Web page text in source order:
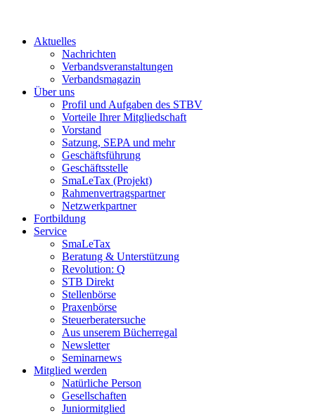
Aktuelles
Nachrichten
Verbandsveranstaltungen
Verbandsmagazin
Über uns
Profil und Aufgaben des STBV
Vorteile Ihrer Mitgliedschaft
Vorstand
Satzung, SEPA und mehr
Geschäftsführung
Geschäftsstelle
SmaLeTax (Projekt)
Rahmenvertragspartner
Netzwerkpartner
Fortbildung
Service
SmaLeTax
Beratung & Unterstützung
Revolution: Q
STB Direkt
Stellenbörse
Praxenbörse
Steuerberatersuche
Aus unserem Bücherregal
Newsletter
Seminarnews
Mitglied werden
Natürliche Person
Gesellschaften
Juniormitglied